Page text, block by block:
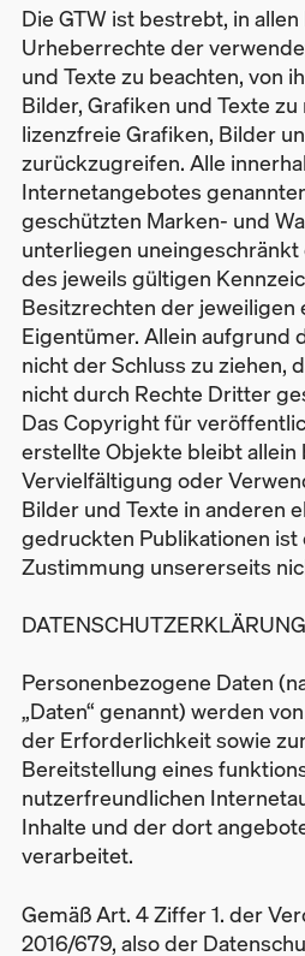
Die GTW ist bestrebt, in
Urheberrechte der
und Texte zu beachten, von
Bilder, Grafiken und Texte
lizenzfreie Grafiken, Bilder
zurückzugreifen. Alle
Internetangebotes
geschützten Marken- und
unterliegen
des jeweils gültigen
Besitzrechten der jeweiligen
Eigentümer. Allein aufgrund
nicht der Schluss zu ziehen,
nicht durch Rechte Dritter
Das Copyright für
erstellte Objekte bleibt allein
Vervielfältigung oder
Bilder und Texte in anderen
gedruckten Publikationen ist
Zustimmung unsererseits
DATENSCHUTZERKLÄRUNG
Personenbezogene Daten
„Daten“ genannt) werden
der Erforderlichkeit sowie
Bereitstellung eines
nutzerfreundlichen
Inhalte und der dort
verarbeitet.
Gemäß Art. 4 Ziffer 1. der
2016/679, also der